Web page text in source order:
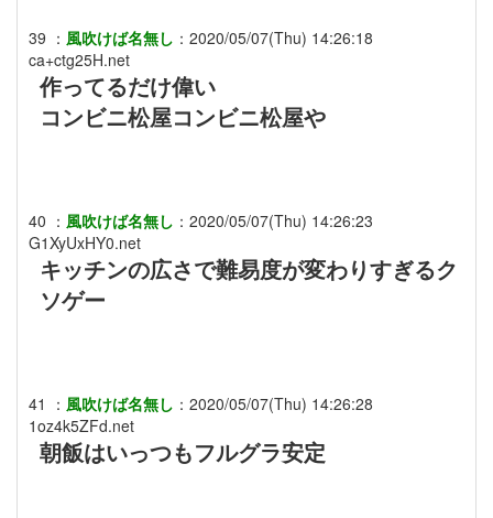
39 ： 風吹けば名無し ： 2020/05/07(Thu) 14:26:18
ca+ctg25H.net
作ってるだけ偉い
コンビニ松屋コンビニ松屋や
40 ： 風吹けば名無し ： 2020/05/07(Thu) 14:26:23
G1XyUxHY0.net
キッチンの広さで難易度が変わりすぎるク
ソゲー
41 ： 風吹けば名無し ： 2020/05/07(Thu) 14:26:28
1oz4k5ZFd.net
朝飯はいっつもフルグラ安定